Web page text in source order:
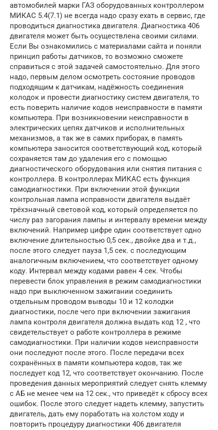
автомобилей марки ГАЗ оборудованных контроллером
МИКАС 5.4(7.1) не всегда надо сразу ехать в сервис, где
проводиться диагностика двигателя. Диагностика 406
двигателя может быть осуществлена своими силами.
Если Вы ознакомились с материалами сайта и поняли
принцип работы датчиков, то возможно сможете
справиться с этой задачей самостоятельно. Для этого
надо, первым делом осмотреть состояние проводов
подходящим к датчикам, надёжность соединения
колодок и провести диагностику систем двигателя, то
есть поверить наличие кодов неисправности в памяти
компьютера. При возникновении неисправности в
электрических цепях датчиков и исполнительных
механизмов, а так же в самих приборах, в память
компьютера заносится соответствующий код, который
сохраняется там до удаления его с помощью
диагностического оборудования или снятия питания с
контроллера. В контроллерах МИКАС есть функция
самодиагностики. При включении этой функции
контрольная лампа исправности двигателя выдаёт
трёхзначный световой код, который определяется по
числу раз загорания лампы и интервалу времени между
включений. Например цифре один соответствует одно
включение длительностью 0,5 сек., двойке два и т.д.,
после этого следует пауза 1,5 сек. с последующим
аналогичным включением, что соответствует одному
коду. Интервал между кодами равен 4 сек. Чтобы
перевести блок управления в режим самодиагностики
надо при выключенном зажигании соединить
отдельным проводом выводы 10 и 12 колодки
диагностики, после чего при включении зажигания
лампа контроля двигателя должна выдать код 12 , что
свидетельствует о работе контроллера в режиме
самодиагностики. При наличии кодов неисправности
они последуют после этого. После передачи всех
сохранённых в памяти компьютера кодов, так же
последует код 12, что соответствует окончанию. После
проведения данных мероприятий следует снять клемму
с АБ не менее чем на 12 сек., что приведёт к сбросу всех
ошибок. После этого следует надеть клемму, запустить
двигатель, дать ему поработать на холстом ходу и
повторить процедуру диагностики 406 двигателя